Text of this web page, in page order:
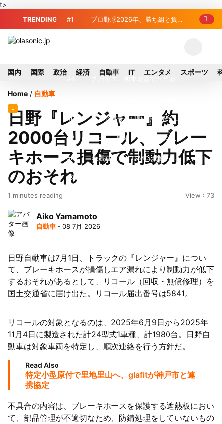
t>
TRENDING #1 プロ野球2026年、勝ち組と負け
由に
月1日付人事異動を発表
#6 榛葉幹事長、辺野古沖事故で
「地元メディアの報道不足」指摘 那覇
訪問中
#7 ソニー、熊本・菊陽町拠点停
止 復旧見通し立たず 半導体集積地に
懸念
#8 地震直撃でもTSMCは熊本を見
限らない…先端半導体工場建設は継続
#9
放送・配信日程まとめ
国内 国際 政治 経済 自動車 IT エンタメ スポーツ
Home / 自動車
日野『レンジャー』約
2000台リコール、ブレー
キホース損傷で制動力低下
のおそれ
1 minutes reading View : 73
Aiko Yamamoto
自動車 - 08 7月 2026
日野自動車は7月1日、トラックの『レンジャー』につい
て、ブレーキホースが損傷しエア漏れにより制動力が低下
するおそれがあるとして、リコール（回収・無償修理）を
国土交通省に届け出た。リコール届出番号は5841。
リコールの対象となるのは、2025年6月9日から2025年
11月4日に製造された計24型式1車種、計1980台。日野自
動車は対象車両を特定し、順次連絡を行う方針だ。
Read Also
特定小型原付で里地里山へ、glafitが神戸市と連
携協定
不具合の内容は、ブレーキホースを保護する遮熱板におい
て、部品管理が不適切なため、防錆処理をしていないもの